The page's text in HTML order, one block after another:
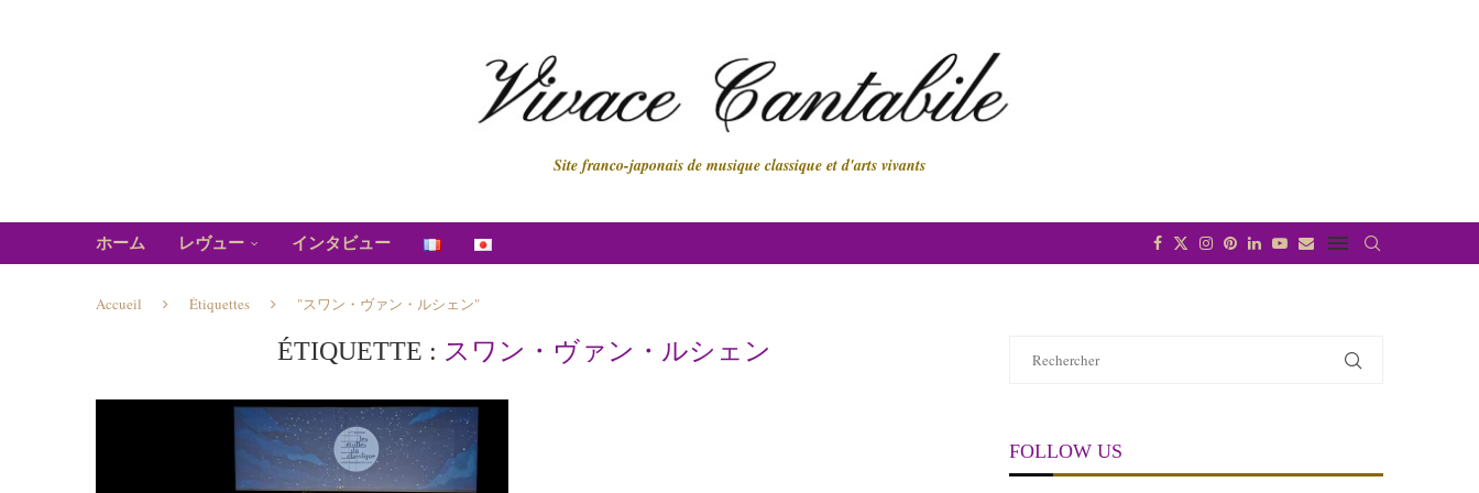
Site franco-japonais de musique classique et d'arts vivants
ホーム レヴュー インタビュー
Accueil Étiquettes "スワン・ヴァン・ルシェン"
ÉTIQUETTE : スワン・ヴァン・ルシェン
FOLLOW US